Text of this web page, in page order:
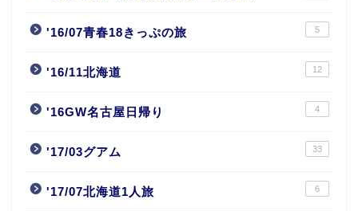
'16/07青春18きっぷの旅 5
'16/11北海道 12
'16GW名古屋日帰り 4
'17/03グアム 33
'17/07北海道1人旅 6